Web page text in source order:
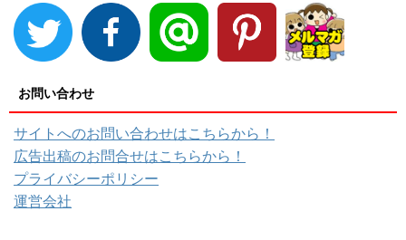
お問い合わせ
サイトへのお問い合わせはこちらから！
広告出稿のお問合せはこちらから！
プライバシーポリシー
運営会社